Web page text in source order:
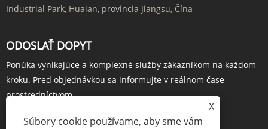
Industrial Park, Huaian, provincia Jiangsu, Čína
ODOSLAŤ DOPYT
Ponúka vynikajúce a komplexné služby zákazníkom na každom
kroku. Pred objednávkou sa informujte v reálnom čase
prostredníctvom...
OBJEDNAŤ TERAZ
X
Súbory cookie používame, aby sme vám